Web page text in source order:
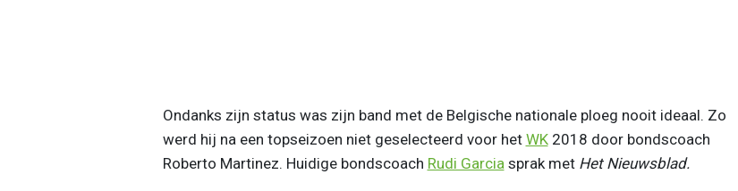
Ondanks zijn status was zijn band met de Belgische nationale ploeg nooit ideaal. Zo
werd hij na een topseizoen niet geselecteerd voor het WK2018 door bondscoach
Roberto Martinez. Huidige bondscoach Rudi Garcia sprak met Het Nieuwsblad.